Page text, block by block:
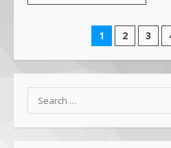
Posts
1 2 3
Search
for:
1
Alam
Para
19 January
Mafindo
Mataram